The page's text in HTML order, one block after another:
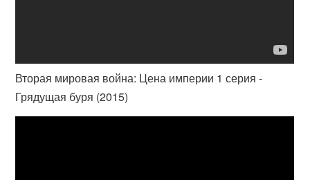
Вторая мировая война: Цена империи 1 серия -
Грядущая буря (2015)